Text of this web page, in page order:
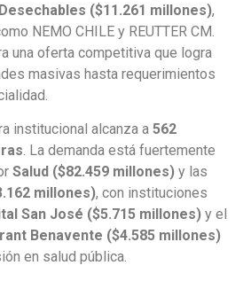
($11.261 millones),
NEMO CHILE y REUTTER CM.
una oferta competitiva que logra
masivas hasta requerimientos
institucional alcanza a 562
. La demanda está fuertemente
Salud ($82.459 millones) y las
millones), con instituciones
San José ($5.715 millones) y el
Benavente ($4.585 millones)
en salud pública.